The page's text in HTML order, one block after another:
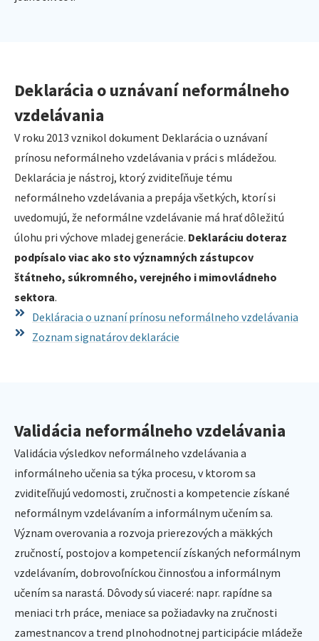
Deklarácia o uznávaní neformálneho
vzdelávania
V roku 2013 vznikol dokument Deklarácia o uznávaní
prínosu neformálneho vzdelávania v práci s mládežou.
Deklarácia je nástroj, ktorý zviditeľňuje tému
neformálneho vzdelávania a prepája všetkých, ktorí si
uvedomujú, že neformálne vzdelávanie má hrať dôležitú
úlohu pri výchove mladej generácie. Deklaráciu doteraz
podpísalo viac ako sto významných zástupcov
štátneho, súkromného, verejného i mimovládneho
sektora.
Dekláracia o uznaní prínosu neformálneho vzdelávania
Zoznam signatárov deklarácie
Validácia neformálneho vzdelávania
Validácia výsledkov neformálneho vzdelávania a
informálneho učenia sa týka procesu, v ktorom sa
zviditeľňujú vedomosti, zručnosti a kompetencie získané
neformálnym vzdelávaním a informálnym učením sa.
Význam overovania a rozvoja prierezových a mäkkých
zručností, postojov a kompetencií získaných neformálnym
vzdelávaním, dobrovoľníckou činnosťou a informálnym
učením sa narastá. Dôvody sú viaceré: napr. rapídne sa
meniaci trh práce, meniace sa požiadavky na zručnosti
zamestnancov a trend plnohodnotnej participácie mládeže